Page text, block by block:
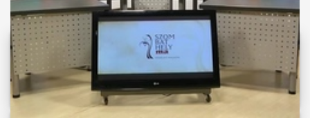
Videóink megtekinthetőek
Youtube-csatornánkon is!